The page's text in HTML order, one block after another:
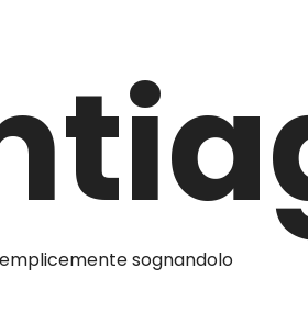
sognandolo